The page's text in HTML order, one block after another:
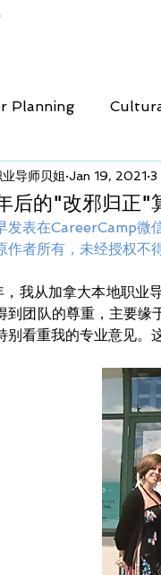
Planning
English 中文
后的"改邪归正"
业导师贝姐 Jan 19, 2021 3
发表在CareerCamp微
作者所有，未经授权不
我从加拿大本地职业
到团队的尊重，主要缘
别看重我的专业意见。